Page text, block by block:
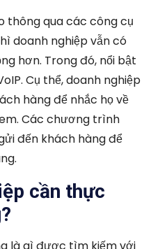
thông qua các công cụ
doanh nghiệp vẫn có
hơn. Trong đó, nổi bật
Cụ thể, doanh nghiệp
hàng để nhắc họ về
Các chương trình
đến khách hàng để
cần thực